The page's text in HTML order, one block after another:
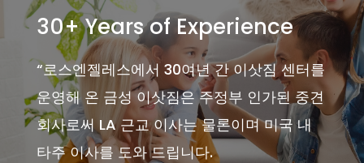
30+ Years of Experience
“로스엔젤레스에서 30여년 간 이삿짐 센터를
운영해 온 금성 이삿짐은 주정부 인가된 중견
회사로써 LA 근교 이사는 물론이며 미국 내
타주 이사를 도와 드립니다.